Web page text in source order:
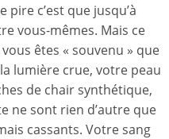
pire c’est que jusqu’à
vous-mêmes. Mais ce
êtes « souvenu » que
lumière crue, votre peau
de chair synthétique,
ne sont rien d’autre que
cassants. Votre sang